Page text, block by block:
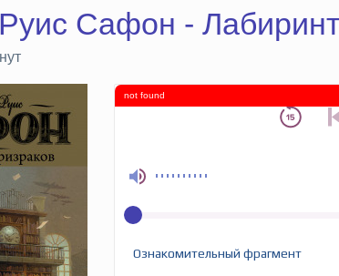
Сафон -
Ознакомительный фрагмент
not found